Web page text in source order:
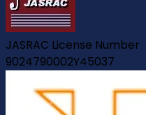
JASRAC License Number
9024790002Y45037